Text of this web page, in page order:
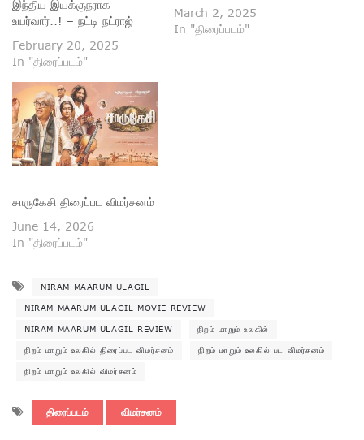
இந்திய இயக்குநராக
உயர்வார்..! – நட்டி நட்ராஜ்
February 20, 2025
In "திரைப்படம்"
March 2, 2025
In "திரைப்படம்"
சாருகேசி திரைப்பட விமர்சனம்
June 14, 2026
In "திரைப்படம்"
NIRAM MAARUM ULAGIL
NIRAM MAARUM ULAGIL MOVIE REVIEW
NIRAM MAARUM ULAGIL REVIEW நிறம் மாறும் உலகில்
நிறம் மாறும் உலகில் திரைப்பட விமர்சனம் நிறம் மாறும் உலகில் பட விமர்சனம்
நிறம் மாறும் உலகில் விமர்சனம்
திரைப்படம் விமர்சனம்